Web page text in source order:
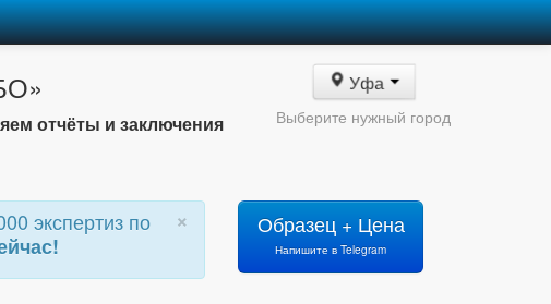
отчёты и заключения
Уфа
Выберите нужный город
×
экспертиз по
Образец + Цена
Напишите в Telegram